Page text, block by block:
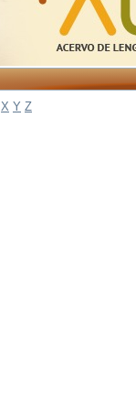
X Y Z